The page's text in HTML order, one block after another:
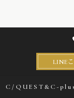
LINE
C/QUEST&C-